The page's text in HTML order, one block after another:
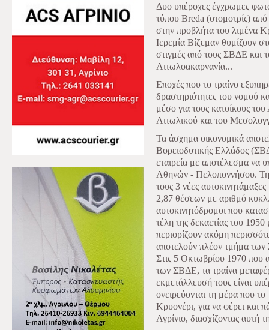
Δυο υπέροχες έγχρωμες
τύπου Breda (οτομοτρίς)
στην προβλήτα του λιμένα
Ιερεμία Βίζεμαν θυμίζουν
στιγμές από τους ΣΒΔΕ και
Αιτωλοακαρνανία...
Εποχές που το τραίνο
δραστηριότητες του νομού
μέσο για τους κατοίκους
Αιτωλικού και του
Τα άσχημα οικονομικά
Βορειοδυτικής Ελλάδος
εταιρεία με αποτέλεσμα να
Αθηνών - Πελοποννήσου. Την
τους 3 νέες
2,87 θέσεων με αριθμό
αυτοκινητόδρομοι που
τέλη της δεκαετίας του
περιορίζουν ακόμη
αποτελούν πλέον τμήμα
Στις 5 Οκτωβρίου 1970 που
των ΣΒΔΕ, τα τραίνα
εκμετάλλευσή τους είναι
ονειρεύονται τη μέρα που
Κρυονέρι, για να φέρει και
Αγρίνιο, διασχίζοντας αυτή